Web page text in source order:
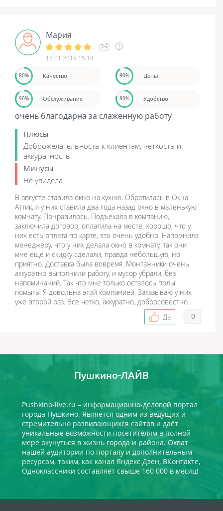
Мария
18.01.2019 15:19
80% Качество 90% Цены
90% Обслуживание 80% Удобство
очень благодарна за слаженную работу
Плюсы
Доброжелательность к клиентам, четкость и
аккуратность
Минусы
Не увидела
В августе ставила окно на кухню. Обратилась в Окна
Аттик, я у них ставила два года назад окно в маленькую
комнату. Понравилось. Подъехала в компанию,
заключила договор, оплатила на месте, хорошо, что у
них есть оплата по карте, это очень удобно. Напомнила
менеджеру, что у них делала окно в комнату, так они
мне ещё и скидку сделали, правда небольшую, но
приятно. Доставка была вовремя. Монтажники очень
аккуратно выполнили работу, и мусор убрали, без
напоминаний. Так что мне только осталось полы
помыть. Я довольна этой компанией. Заказываю у них
уже второй раз. Все четко, аккуратно, добросовестно.
Да
0
Пушкино-ЛАЙВ
Pushkino-live.ru – информационно-деловой портал
города Пушкино. Является одним из ведущих и
стремительно развивающихся сайтов и даёт
уникальные возможности посетителям в полной
мере окунуться в жизнь города и района. Охват
нашей аудитории по порталу и дополнительным
ресурсам, таким, как канал Яндекс Дзен, ВКонтакте,
Одноклассники составляет свыше 160 000 в месяц!